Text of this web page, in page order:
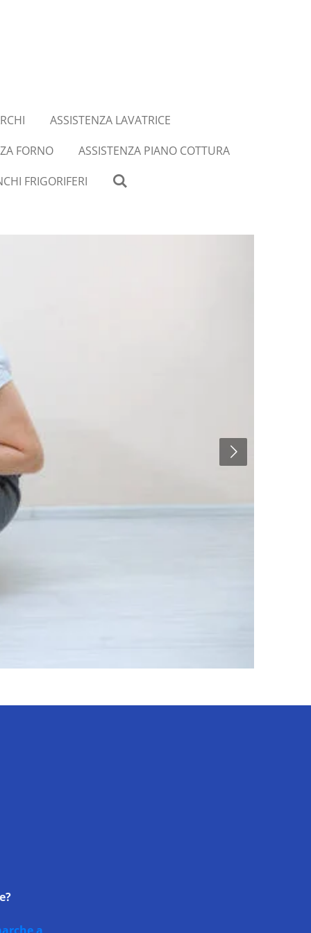
ASSISTENZA LAVATRICE
FORNO
ASSISTENZA PIANO COTTURA
FRIGORIFERI
a